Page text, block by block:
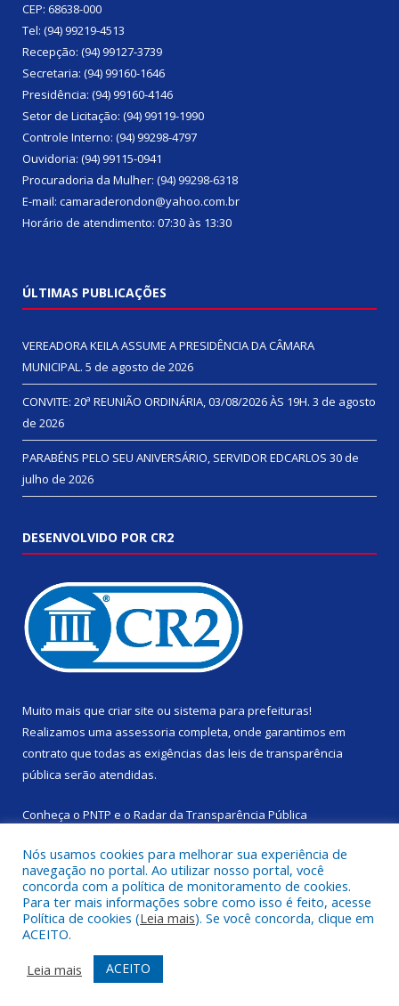
CEP: 68638-000
Tel: (94) 99219-4513
Recepção: (94) 99127-3739
Secretaria: (94) 99160-1646
Presidência: (94) 99160-4146
Setor de Licitação: (94) 99119-1990
Controle Interno: (94) 99298-4797
Ouvidoria: (94) 99115-0941
Procuradoria da Mulher: (94) 99298-6318
E-mail: camaraderondon@yahoo.com.br
Horário de atendimento: 07:30 às 13:30
ÚLTIMAS PUBLICAÇÕES
VEREADORA KEILA ASSUME A PRESIDÊNCIA DA CÂMARA
MUNICIPAL. 5 de agosto de 2026
CONVITE: 20ª REUNIÃO ORDINÁRIA, 03/08/2026 ÀS 19H. 3 de agosto
de 2026
PARABÉNS PELO SEU ANIVERSÁRIO, SERVIDOR EDCARLOS 30 de
julho de 2026
DESENVOLVIDO POR CR2
Muito mais que criar site ou sistema para prefeituras!
Realizamos uma assessoria completa, onde garantimos em
contrato que todas as exigências das leis de transparência
pública serão atendidas.
Conheça o PNTP e o Radar da Transparência Pública
Todos os direitos reservados a Câmara Municipal de Rondon do
Pará.
Mapa do Site
Acessar Área Administrativa
Acessar Webmail
Nós usamos cookies para melhorar sua experiência de
navegação no portal. Ao utilizar nosso portal, você
concorda com a política de monitoramento de cookies.
Para ter mais informações sobre como isso é feito, acesse
Política de cookies (Leia mais). Se você concorda, clique em
ACEITO.
Leia mais
ACEITO